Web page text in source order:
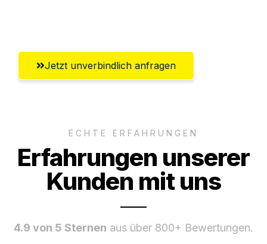
Jetzt unverbindlich anfragen
ECHTE ERFAHRUNGEN
Erfahrungen unserer
Kunden mit uns
4.9 von 5 Sternen aus über 800+ Bewertungen.